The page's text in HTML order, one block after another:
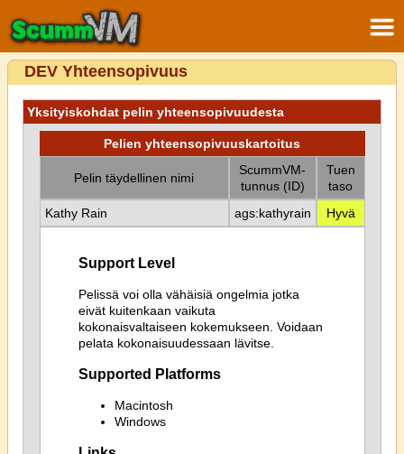
DEV Yhteensopivuus
Yksityiskohdat pelin yhteensopivuudesta
Pelien yhteensopivuuskartoitus
Pelin täydellinen nimi
ScummVM-
tunnus (ID)
Tuen
taso
Kathy Rain
ags:kathyrain Hyvä
Support Level
Pelissä voi olla vähäisiä ongelmia jotka
eivät kuitenkaan vaikuta
kokonaisvaltaiseen kokemukseen. Voidaan
pelata kokonaisuudessaan lävitse.
Supported Platforms
Macintosh
Windows